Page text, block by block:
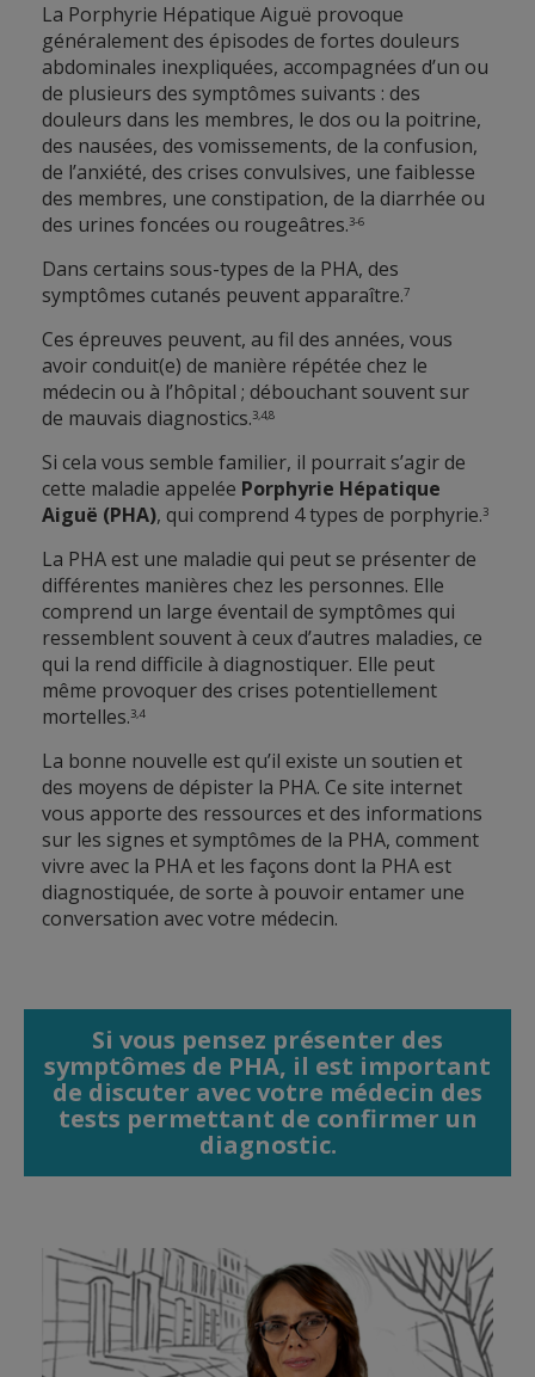
La Porphyrie Hépatique Aiguë provoque
généralement des épisodes de fortes douleurs
abdominales inexpliquées, accompagnées d’un ou
de plusieurs des symptômes suivants : des
douleurs dans les membres, le dos ou la poitrine,
des nausées, des vomissements, de la confusion,
de l’anxiété, des crises convulsives, une faiblesse
des membres, une constipation, de la diarrhée ou
des urines foncées ou rougeâtres.3-6
Dans certains sous-types de la PHA, des
symptômes cutanés peuvent apparaître.7
Ces épreuves peuvent, au fil des années, vous
avoir conduit(e) de manière répétée chez le
médecin ou à l’hôpital ; débouchant souvent sur
de mauvais diagnostics.3,4,8
Si cela vous semble familier, il pourrait s’agir de
cette maladie appelée Porphyrie Hépatique
Aiguë (PHA), qui comprend 4 types de porphyrie.3
La PHA est une maladie qui peut se présenter de
différentes manières chez les personnes. Elle
comprend un large éventail de symptômes qui
ressemblent souvent à ceux d’autres maladies, ce
qui la rend difficile à diagnostiquer. Elle peut
même provoquer des crises potentiellement
mortelles.3,4
La bonne nouvelle est qu’il existe un soutien et
des moyens de dépister la PHA. Ce site internet
vous apporte des ressources et des informations
sur les signes et symptômes de la PHA, comment
vivre avec la PHA et les façons dont la PHA est
diagnostiquée, de sorte à pouvoir entamer une
conversation avec votre médecin.
Si vous pensez présenter des
symptômes de PHA, il est important
de discuter avecvotre médecin des
tests permettant de confirmer un
diagnostic.